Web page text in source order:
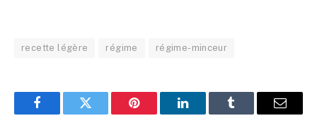
recette légère régime régime-minceur
FacebookTwitter Pinterest LinkedInTumblr Email